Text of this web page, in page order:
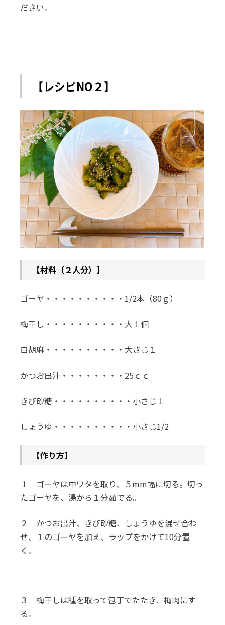
ださい。
【レシピNO２】
【材料（２人分）】
ゴーヤ・・・・・・・・・・1/2本（80ｇ）
梅干し・・・・・・・・・・大１個
白胡麻・・・・・・・・・・大さじ１
かつお出汁・・・・・・・・25ｃｃ
きび砂糖・・・・・・・・・・小さじ１
しょうゆ・・・・・・・・・・小さじ1/2
【作り方】
１ ゴーヤは中ワタを取り、５mm幅に切る。切っ
たゴーヤを、湯から１分茹でる。
２ かつお出汁、きび砂糖、しょうゆを混ぜ合わ
せ、１のゴーヤを加え、ラップをかけて10分置
く。
３ 梅干しは種を取って包丁でたたき、梅肉にす
る。